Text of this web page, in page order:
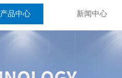
产品中心 新闻中心